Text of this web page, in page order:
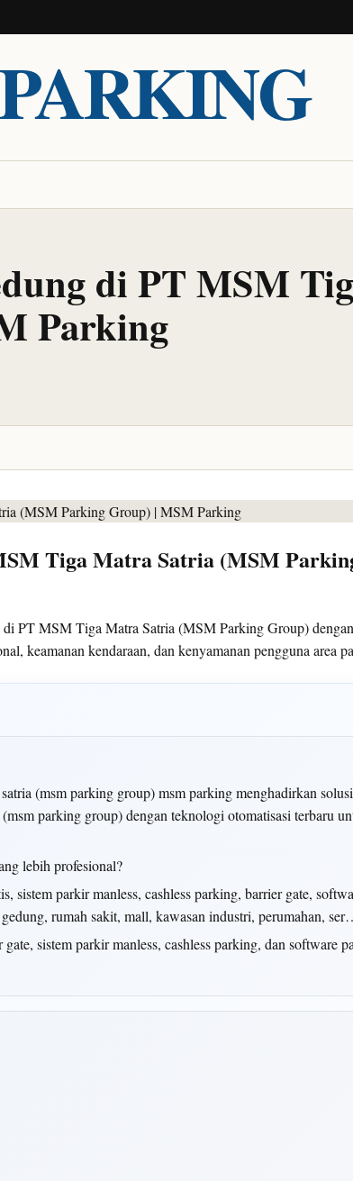
PARKING
di PT MSM
Parking
Tiga Matra Satria (MSM
PT MSM Tiga Matra Satria (MSM Parking Group)
keamanan kendaraan, dan kenyamanan pengguna area
(msm parking group) msm parking menghadirkan solusi
parking group) dengan teknologi otomatisasi terbaru
lebih profesional?
sistem parkir manless, cashless parking, barrier gate,
rumah sakit, mall, kawasan industri, perumahan,
sistem parkir manless, cashless parking, dan software